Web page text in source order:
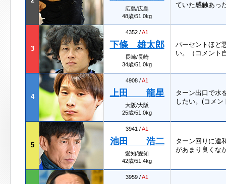
広島/広島
48歳/51.0kg
ていた感触あっ
3
4352 /A1
下條 雄太郎
長崎/長崎
34歳/51.0kg
パーセントほど
い。（コメン
4
4908 /A1
上田 龍星
大阪/大阪
25歳/51.0kg
ターン出口で水
したい。(コメ
5
3941 /A1
池田 浩二
愛知/愛知
42歳/51.4kg
ターン回りに違
があまり良くな
3959 /A1